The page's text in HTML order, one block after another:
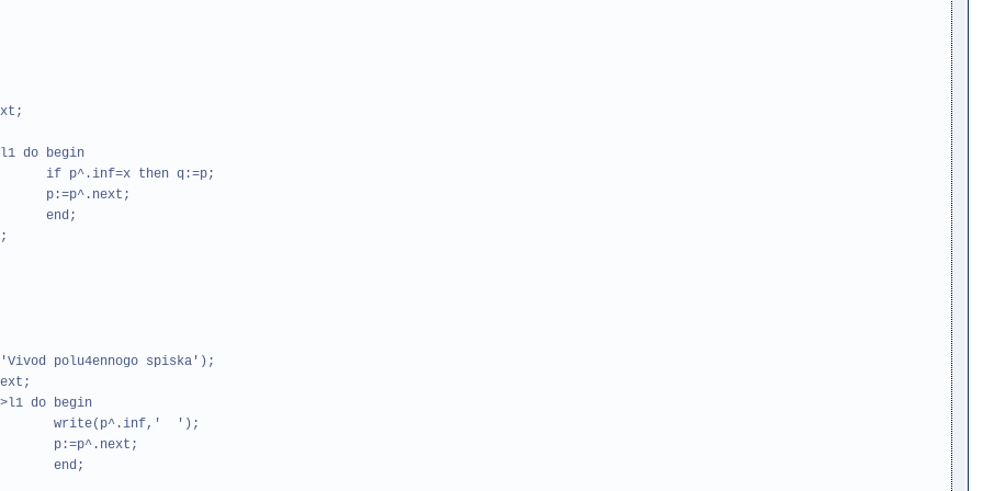
begin
then q:=p;
spiska');
begin
');